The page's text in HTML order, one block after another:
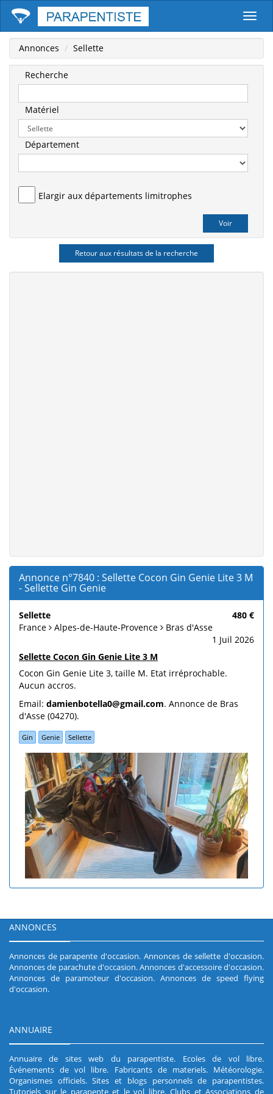
Annonces Sellette
Recherche
Matériel
Département
Elargir aux départements limitrophes
Retour aux résultats de la recherche
Annonce n°7840 : Sellette Cocon Gin Genie Lite 3 M
- Sellette Gin Genie
Sellette
480 €
France
Alpes-de-Haute-Provence
Bras d'Asse
1 Juil 2026
Sellette Cocon Gin Genie Lite 3 M
Cocon Gin Genie Lite 3, taille M. Etat irréprochable.
Aucun accros.
Email: damienbotella0@gmail.com. Annonce de Bras
d'Asse (04270).
Gin Genie Sellette
ANNONCES
Annonces de parapente d'occasion. Annonces de sellette d'occasion.
Annonces de parachute d'occasion.Annonces d'accessoire d'occasion.
Annonces de paramoteur d'occasion. Annonces de speed flying
d'occasion.
ANNUAIRE
Annuaire de sites web du parapentiste. Ecoles de vol libre.
Événements de vol libre. Fabricants de materiels. Météorologie.
Organismes officiels.Sites et blogs personnels de parapentistes.
Tutoriels sur le parapente et le vol libre.Clubs et Associations de